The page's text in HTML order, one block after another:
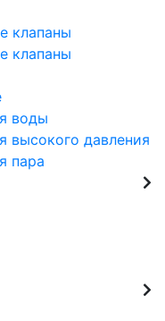
клапаны
клапаны
воды
высокого давления
пара